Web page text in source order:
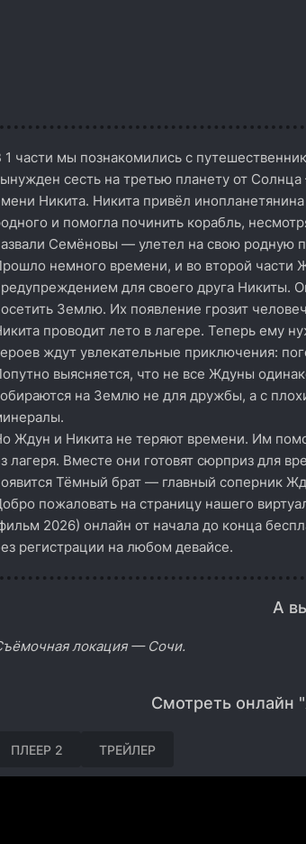
1 части мы познакомились с
сесть на третью планету от
Никита. Никита привёл
и помогла починить корабль,
Семёновы — улетел на свою родную
немного времени, и во второй части
для своего друга Никиты.
Землю. Их появление грозит
проводит лето в лагере. Теперь ему
ждут увлекательные приключения:
выясняется, что не все Ждуны
на Землю не для дружбы, а с
Ждун и Никита не теряют времени. Им
лагеря. Вместе они готовят сюрприз для
Тёмный брат — главный соперник
пожаловать на страницу нашего
2026) онлайн от начала до конца
регистрации на любом девайсе.
А
локация — Сочи.
Смотреть онлайн
ПЛЕЕР 2 ТРЕЙЛЕР